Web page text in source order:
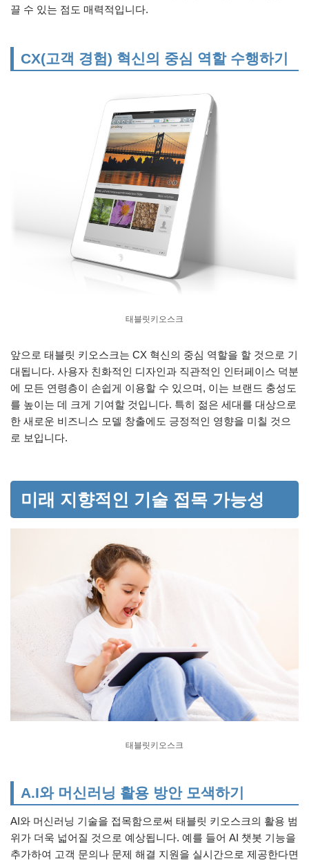
끌 수 있는 점도 매력적입니다.
CX(고객 경험) 혁신의 중심 역할 수행하기
태블릿키오스크
앞으로 태블릿 키오스크는 CX 혁신의 중심 역할을 할 것으로 기
대됩니다. 사용자 친화적인 디자인과 직관적인 인터페이스 덕분
에 모든 연령층이 손쉽게 이용할 수 있으며, 이는 브랜드 충성도
를 높이는 데 크게 기여할 것입니다. 특히 젊은 세대를 대상으로
한 새로운 비즈니스 모델 창출에도 긍정적인 영향을 미칠 것으
로 보입니다.
미래 지향적인 기술 접목 가능성
태블릿키오스크
A.I와 머신러닝 활용 방안 모색하기
AI와 머신러닝 기술을 접목함으로써 태블릿 키오스크의 활용 범
위가 더욱 넓어질 것으로 예상됩니다. 예를 들어 AI 챗봇 기능을
추가하여 고객 문의나 문제 해결 지원을 실시간으로 제공한다면